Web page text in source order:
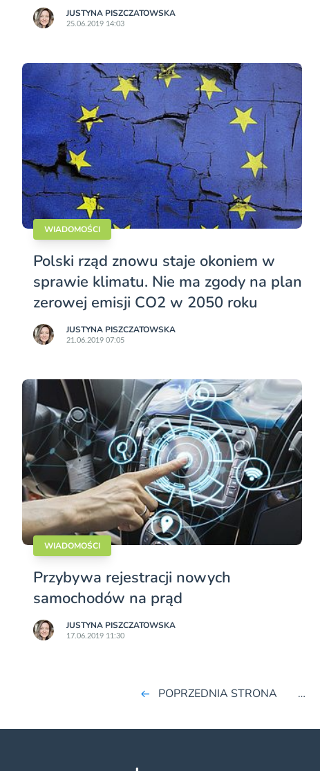
JUSTYNA PISZCZATOWSKA
25.06.2019 14:03
WIADOMOŚCI
Polski rząd znowu staje okoniem w
sprawie klimatu. Nie ma zgody na plan
zerowej emisji CO2 w 2050 roku
JUSTYNA PISZCZATOWSKA
21.06.2019 07:05
WIADOMOŚCI
Przybywa rejestracji nowych
samochodów na prąd
JUSTYNA PISZCZATOWSKA
17.06.2019 11:30
POPRZEDNIA STRONA …